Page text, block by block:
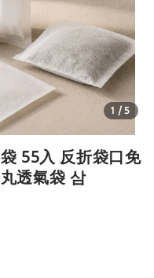
1 /5
55入 反折袋口免
透氣袋 삼